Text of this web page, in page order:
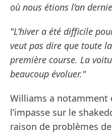
où nous étions l’an
"L’hiver a été difficile
veut pas dire que toute
première course. La
beaucoup évoluer."
Williams a notamment
l’impasse sur le
raison de problèmes